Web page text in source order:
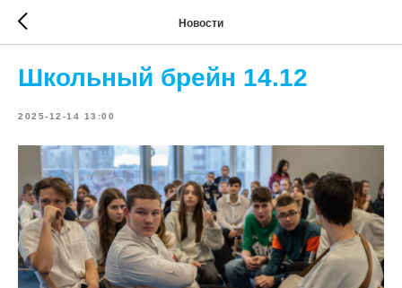
Новости
Школьный брейн 14.12
2025-12-14 13:00